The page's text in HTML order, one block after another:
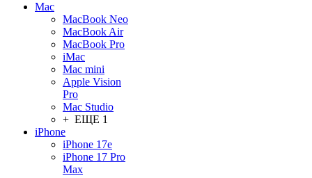
Mac
MacBook Neo
MacBook Air
MacBook Pro
iMac
Mac mini
Apple Vision
Pro
Mac Studio
+ ЕЩЕ 1
iPhone
iPhone 17e
iPhone 17 Pro
Max